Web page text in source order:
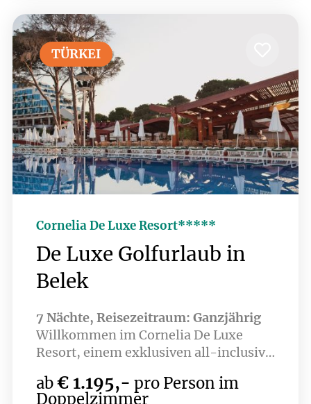
TÜRKEI
Cornelia De Luxe Resort*****
De Luxe Golfurlaub in
Belek
7 Nächte, Reisezeitraum: Ganzjährig
Willkommen im Cornelia De Luxe
Resort, einem exklusiven all-inclusive
was Sie für einen angenehmen und
ab€ 1.195,- pro Person im
Doppelzimmer